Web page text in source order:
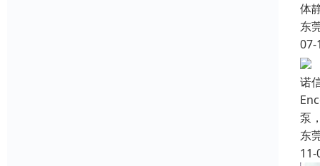
体
东
07-
诺
泵
东
11-